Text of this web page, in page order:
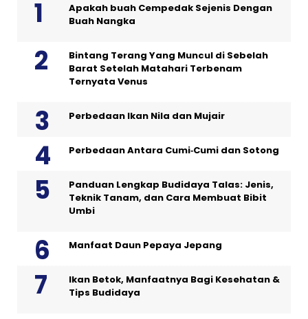
Apakah buah Cempedak Sejenis Dengan
Buah Nangka
Bintang Terang Yang Muncul di Sebelah
Barat Setelah Matahari Terbenam
Ternyata Venus
Perbedaan Ikan Nila dan Mujair
Perbedaan Antara Cumi‑Cumi dan Sotong
Panduan Lengkap Budidaya Talas: Jenis,
Teknik Tanam, dan Cara Membuat Bibit
Umbi
Manfaat Daun Pepaya Jepang
Ikan Betok, Manfaatnya Bagi Kesehatan &
Tips Budidaya